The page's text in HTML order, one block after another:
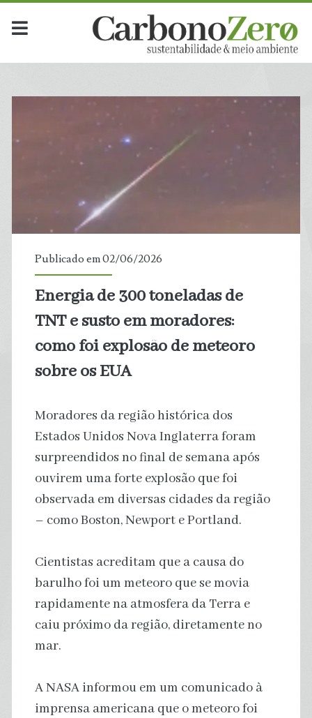
Publicado em 02/06/2026
Energia de 300 toneladas de
TNT e susto em moradores:
como foi explosão de meteoro
sobre os EUA
Moradores da região histórica dos
Estados Unidos Nova Inglaterra foram
surpreendidos no final de semana após
ouvirem uma forte explosão que foi
observada em diversas cidades da região
– como Boston, Newport e Portland.
Cientistas acreditam que a causa do
barulho foi um meteoro que se movia
rapidamente na atmosfera da Terra e
caiu próximo da região, diretamente no
mar.
A NASA informou em um comunicado à
imprensa americana que o meteoro foi